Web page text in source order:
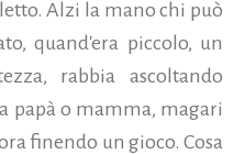
Alzi la mano chi può
quand'era piccolo, un
rabbia ascoltando
papà o mamma, magari
finendo un gioco. Cosa